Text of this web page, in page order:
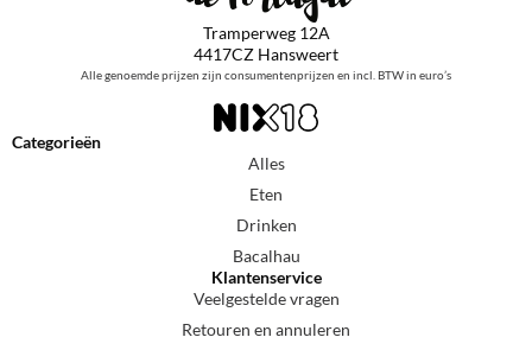
Tramperweg 12A
4417CZ Hansweert
Alle genoemde prijzen zijn consumentenprijzen en incl. BTW in euro’s
Categorieën
Alles
Eten
Drinken
Bacalhau
Klantenservice
Veelgestelde vragen
Retouren en annuleren